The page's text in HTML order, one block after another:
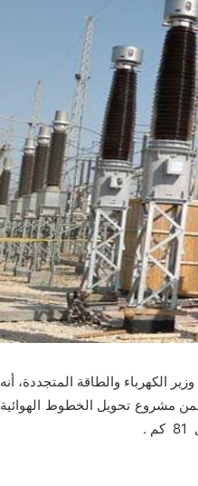
الكهرباء والطاقة المتجددة، أنه
المواطنين من المخاطر فقد تم تنفيذ عدد ( 100) عملية ضمن مشروع تحويل الخطوط الهوائية